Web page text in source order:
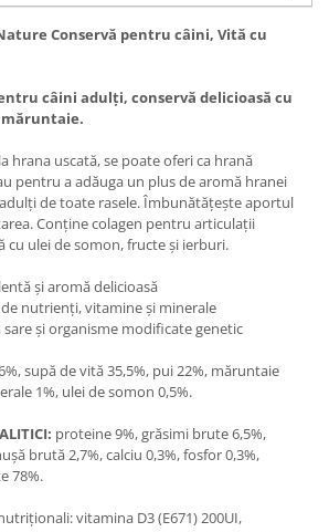
Conservă pentru câini, Vită cu
câini adulţi, conservă delicioasă cu
hrana uscată, se poate oferi ca hrană
pentru a adăuga un plus de aromă hranei
de toate rasele. Îmbunătăţeşte aportul
Conţine colagen pentru articulaţii
cu ulei de somon, fructe şi ierburi.
şi aromă delicioasă
nutrienţi, vitamine şi minerale
şi organisme modificate genetic
supă de vită 35,5%, pui 22%, măruntaie
1%, ulei de somon 0,5%.
proteine 9%, grăsimi brute 6,5%,
brută 2,7%, calciu 0,3%, fosfor 0,3%,
78%.
vitamina D3 (E671) 200UI,